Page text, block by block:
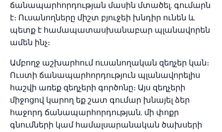
ճանապարհորդության մասին մտածել, գումարն
է։ Ուսանողները միշտ բյուջեի խնդիր ունեն և
պետք է համապատասխանաբար պլանավորեն
ամեն ինչ։
Ամբողջ աշխարհում ուսանողական զեղչեր կան։
Ուստի ճանապարհորդություն պլանավորելիս
հաշվի առեք զեղչերի գործոնը։ Այս զեղչերի
միջոցով կարող եք շատ գումար խնայել ձեր
հաջորդ ճանապարհորդության, մի փոքր
գնումների կամ համալսարանական ծախսերի